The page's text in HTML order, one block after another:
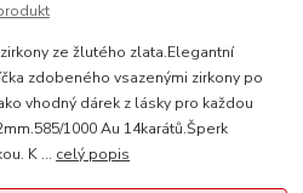
ze žlutého zlata.Elegantní
zdobeného vsazenými zirkony po
vhodný dárek z lásky pro každou
1000 Au 14karátů.Šperk
K ... celý popis